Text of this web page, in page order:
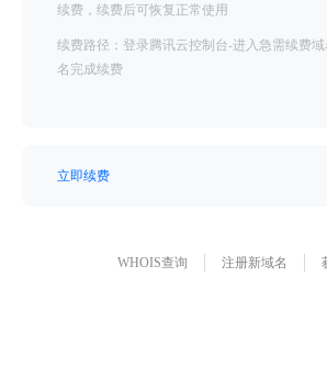
续费，续费后可恢复正常使用
续费路径：登录腾讯云控制台-进入急需续费
名完成续费
立即续费
WHOIS查询 注册新域名